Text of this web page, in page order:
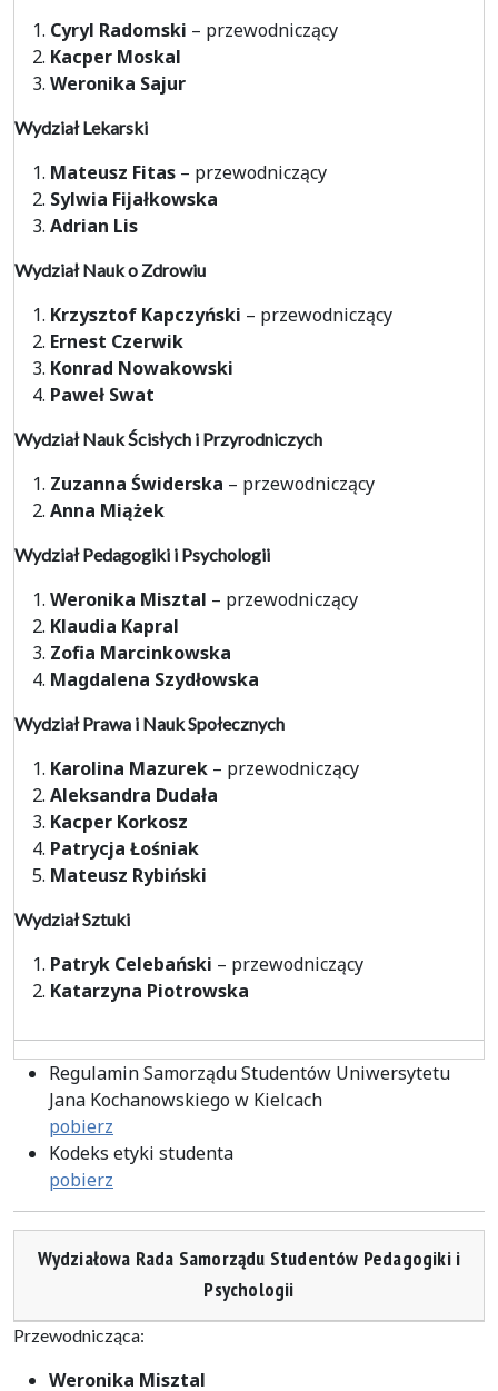
Cyryl Radomski – przewodniczący
Kacper Moskal
Weronika Sajur
Wydział Lekarski
Mateusz Fitas – przewodniczący
Sylwia Fijałkowska
Adrian Lis
Wydział Nauk o Zdrowiu
Krzysztof Kapczyński – przewodniczący
Ernest Czerwik
Konrad Nowakowski
Paweł Swat
Wydział Nauk Ścisłych i Przyrodniczych
Zuzanna Świderska – przewodniczący
Anna Miążek
Wydział Pedagogiki i Psychologii
Weronika Misztal – przewodniczący
Klaudia Kapral
Zofia Marcinkowska
Magdalena Szydłowska
Wydział Prawa i Nauk Społecznych
Karolina Mazurek – przewodniczący
Aleksandra Dudała
Kacper Korkosz
Patrycja Łośniak
Mateusz Rybiński
Wydział Sztuki
Patryk Celebański – przewodniczący
Katarzyna Piotrowska
Regulamin Samorządu Studentów Uniwersytetu
Jana Kochanowskiego w Kielcach
pobierz
Kodeks etyki studenta
pobierz
Wydziałowa Rada Samorządu Studentów Pedagogiki i
Psychologii
Przewodnicząca:
Weronika Misztal